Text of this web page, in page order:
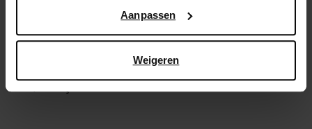
Aanpassen
Weigeren
Échanger et retourner
BE | Français